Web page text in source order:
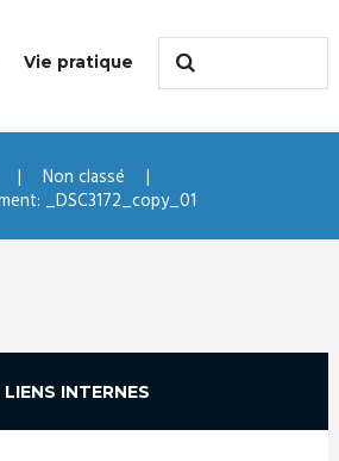
Vie pratique
Non classé
_DSC3172_copy_01
LIENS INTERNES